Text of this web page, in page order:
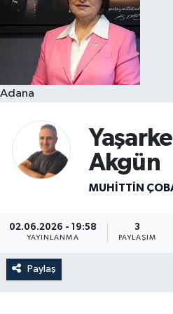
Adana
Akgün
MUHITTIN
02.06.2026 - 19:58
YAYINLANMA
3
PAYLAŞIM
Paylaş
Resmi İlanlar